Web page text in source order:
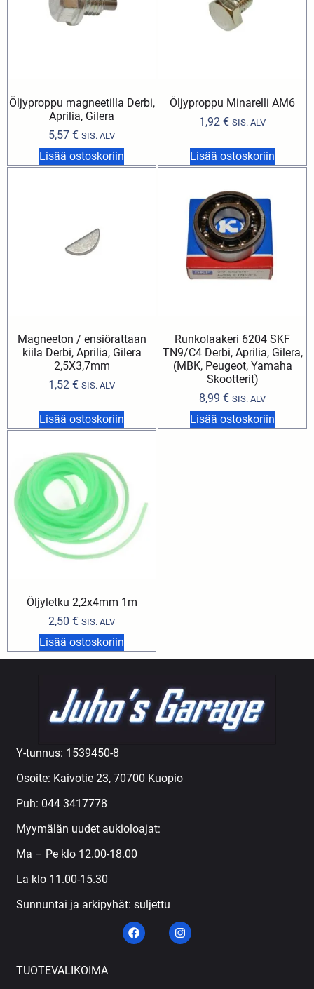
Öljyproppu magneetilla Derbi,
Aprilia, Gilera
5,57 € SIS. ALV
Lisää ostoskoriin
Öljyproppu Minarelli AM6
1,92 € SIS. ALV
Lisää ostoskoriin
Magneeton / ensiörattaan
kiila Derbi, Aprilia, Gilera
2,5X3,7mm
1,52 € SIS. ALV
Lisää ostoskoriin
Runkolaakeri 6204 SKF
TN9/C4 Derbi, Aprilia, Gilera,
(MBK, Peugeot, Yamaha
Skootterit)
8,99 € SIS. ALV
Lisää ostoskoriin
Öljyletku 2,2x4mm 1m
2,50 € SIS. ALV
Lisää ostoskoriin
Y-tunnus: 1539450-8
Osoite: Kaivotie 23, 70700 Kuopio
Puh: 044 3417778
Myymälän uudet aukioloajat:
Ma – Pe klo 12.00-18.00
La klo 11.00-15.30
Sunnuntai ja arkipyhät: suljettu
TUOTEVALIKOIMA